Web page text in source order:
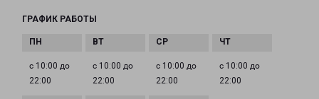
ГРАФИК РАБОТЫ
с 10:00 до
22:00
с 10:00 до
22:00
с 10:00 до
22:00
с 10:00 до
22:00